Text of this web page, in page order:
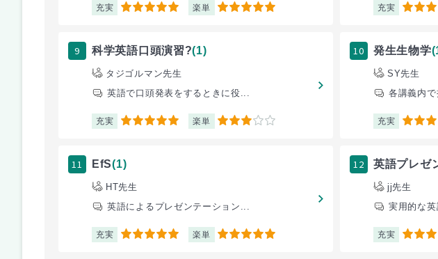
充実 5 楽単 5 充実 5
9 科学英語口頭演習?(1)
タジゴルマン先生
英語で口頭発表をするときに役...
充実 5 楽単 3
10 発生生物学
SY先生
各講義内で
充実 4
11 EfS(1)
HT先生
英語によるプレゼンテーション...
充実 5 楽単 5
12 英語プレゼ
jj先生
実用的な英
充実 5